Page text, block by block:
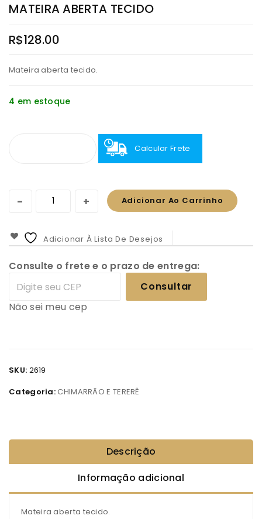
MATEIRA ABERTA TECIDO
R$128.00
Mateira aberta tecido.
4 em estoque
Calcular Frete
Adicionar Ao Carrinho
Adicionar À Lista De Desejos
Consulte o frete e o prazo de entrega:
Consultar
Não sei meu cep
SKU: 2619
Categoria:CHIMARRÃO E TERERÊ
Descrição
Informação adicional
Mateira aberta tecido.